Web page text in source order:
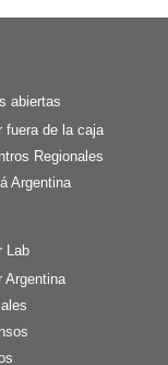
abiertas
fuera de la caja
Regionales
Argentina
Lab
Argentina